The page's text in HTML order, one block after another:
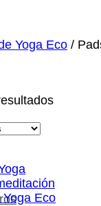
Yoga Eco /
Ordenado
Eco